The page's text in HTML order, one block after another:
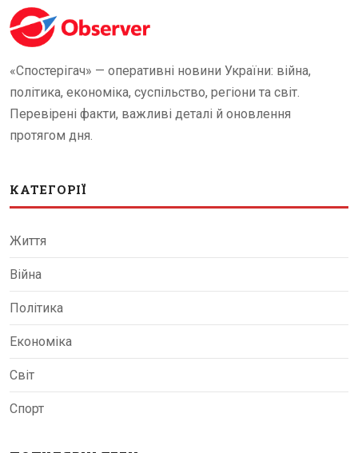
«Спостерігач» — оперативні новини України: війна,
політика, економіка, суспільство, регіони та світ.
Перевірені факти, важливі деталі й оновлення
протягом дня.
КАТЕГОРІЇ
Життя
Війна
Політика
Економіка
Світ
Спорт